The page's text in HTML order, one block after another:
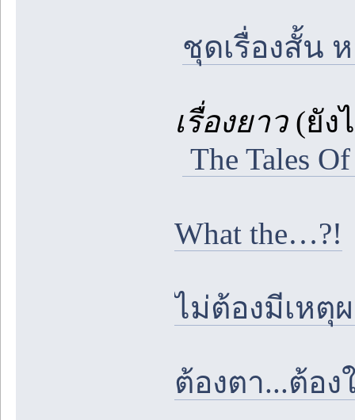
ชุดเรื่องสั้น
เรื่องยาว (ยัง
The Tales
What the…?!
ไม่ต้องมีเหตุ
ต้องตา...ต้อง